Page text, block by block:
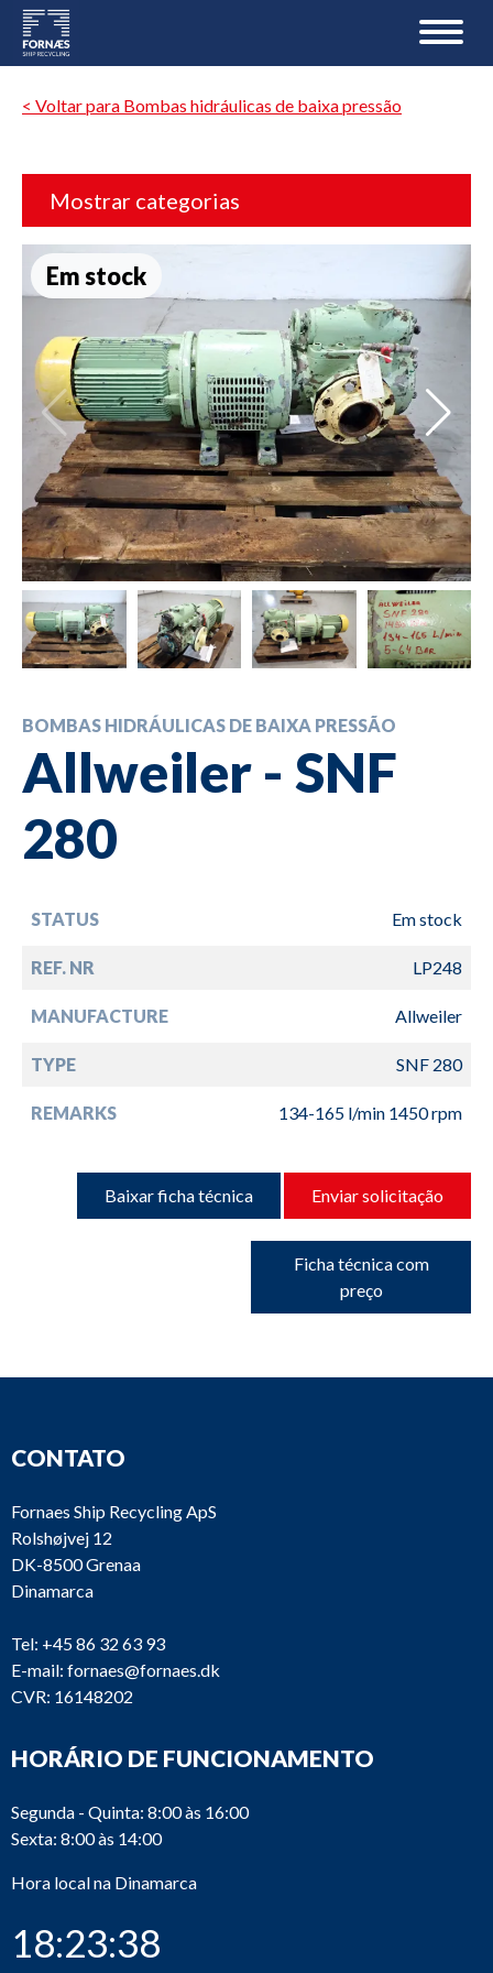
< Voltar para Bombas hidráulicas de baixa pressão
Mostrar categorias
Em stock
BOMBAS HIDRÁULICAS DE BAIXA PRESSÃO
Allweiler - SNF
280
STATUS Em stock
REF. NR LP248
MANUFACTURE Allweiler
TYPE SNF 280
REMARKS 134-165 l/min 1450 rpm
Baixar ficha técnica Enviar solicitação
Ficha técnica com
preço
CONTATO
Fornaes Ship Recycling ApS
Rolshøjvej 12
DK-8500 Grenaa
Dinamarca
Tel: +45 86 32 63 93
E-mail: fornaes@fornaes.dk
CVR: 16148202
HORÁRIO DE FUNCIONAMENTO
Segunda - Quinta: 8:00 às 16:00
Sexta: 8:00 às 14:00
Hora local na Dinamarca
18:23:38